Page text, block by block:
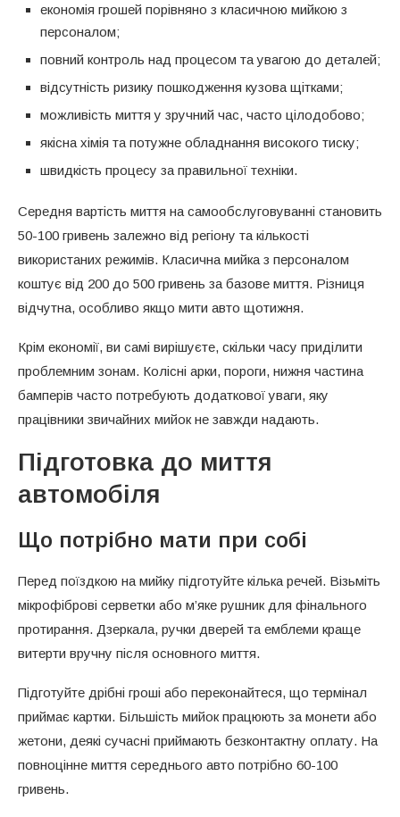
Догляд за важкодоступними місцями
економія грошей порівняно з класичною мийкою з
персоналом;
повний контроль над процесом та увагою до деталей;
відсутність ризику пошкодження кузова щітками;
можливість миття у зручний час, часто цілодобово;
якісна хімія та потужне обладнання високого тиску;
швидкість процесу за правильної техніки.
Середня вартість миття на самообслуговуванні становить
50-100 гривень залежно від регіону та кількості
використаних режимів. Класична мийка з персоналом
коштує від 200 до 500 гривень за базове миття. Різниця
відчутна, особливо якщо мити авто щотижня.
Крім економії, ви самі вирішуєте, скільки часу приділити
проблемним зонам. Колісні арки, пороги, нижня частина
бамперів часто потребують додаткової уваги, яку
працівники звичайних мийок не завжди надають.
Підготовка до миття
автомобіля
Що потрібно мати при собі
Перед поїздкою на мийку підготуйте кілька речей. Візьміть
мікрофіброві серветки або м’яке рушник для фінального
протирання. Дзеркала, ручки дверей та емблеми краще
витерти вручну після основного миття.
Підготуйте дрібні гроші або переконайтеся, що термінал
приймає картки. Більшість мийок працюють за монети або
жетони, деякі сучасні приймають безконтактну оплату. На
повноцінне миття середнього авто потрібно 60-100
гривень.